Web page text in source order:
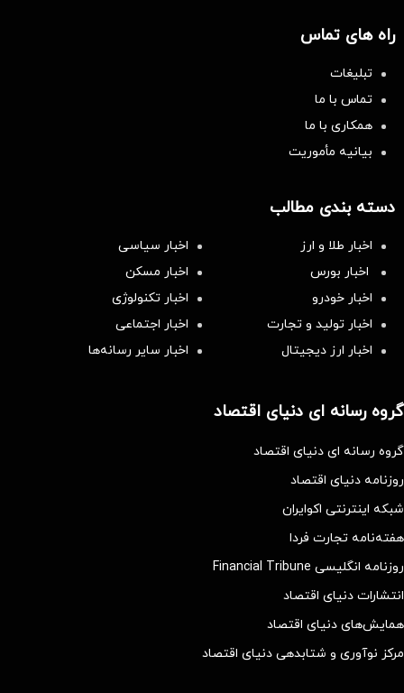
راه های تماس
تبلیغات
تماس با ما
همکاری با ما
بیانیه مأموریت
دسته بندی مطالب
اخبار طلا و ارز
اخبار سیاسی
اخبار بورس
اخبار مسکن
اخبار خودرو
اخبار تکنولوژی
اخبار تولید و تجارت
اخبار اجتماعی
اخبار ارز دیجیتال
اخبار سایر رسانه‌‌ها
گروه رسانه ای دنیای اقتصاد
گروه رسانه ای دنیای اقتصاد
روزنامه دنیای اقتصاد
شبکه اینترنتی اکوایران
هفته‌نامه تجارت فردا
روزنامه انگلیسی Financial Tribune
انتشارات دنیای اقتصاد
همایش‌های دنیای اقتصاد
مرکز نوآوری و شتابدهی دنیای اقتصاد